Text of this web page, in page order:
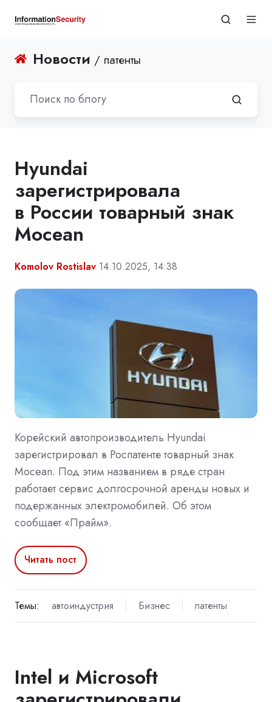
Новости / патенты
Hyundai
зарегистрировала
в России товарный знак
Mocean
Komolov Rostislav 14.10.2025, 14:38
Корейский автопроизводитель Hyundai
зарегистрировал в Роспатенте товарный знак
Mocean. Под этим названием в ряде стран
работает сервис долгосрочной аренды новых и
подержанных электромобилей. Об этом
сообщает «Прайм».
Читать пост
Темы: автоиндустрия Бизнес патенты
Intel и Microsoft